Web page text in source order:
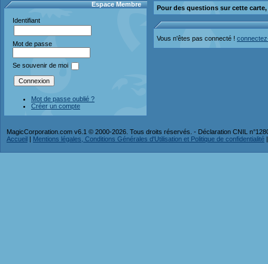
Espace Membre
Identifiant
Mot de passe
Se souvenir de moi
Mot de passe oublié ?
Créer un compte
Pour des questions sur cette
Vous n'êtes pas connecté !
MagicCorporation.com v6.1 © 2000-2026. Tous droits réservés. - Déclaration CNIL
Accueil | Mentions légales, Conditions Générales d'Utilisation et Politique de confidentialité